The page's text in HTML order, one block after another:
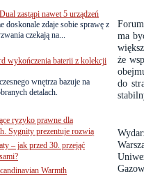
ma
że
do
zastąpi nawet 5 urządzeń
doskonale zdaje sobie sprawę z
czekają na...
wykończenia baterii z kolekcji
wnętrza bazuje na
detalach.
ryzyko prawne dla
Sygnity prezentuje rozwią
– jak przed 30. przejąć
Warmth